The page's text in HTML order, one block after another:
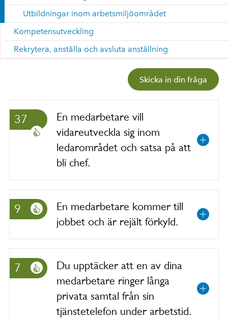
Utbildningar inom arbetsmiljöområdet
Kompetensutveckling
Rekrytera, anställa och avsluta anställning
Skicka in din fråga
37
En medarbetare vill
vidareutveckla sig inom
ledarområdet och satsa på att
bli chef.
9
En medarbetare kommer till
jobbet och är rejält förkyld.
7
Du upptäcker att en av dina
medarbetare ringer långa
privata samtal från sin
tjänstetelefon under arbetstid.